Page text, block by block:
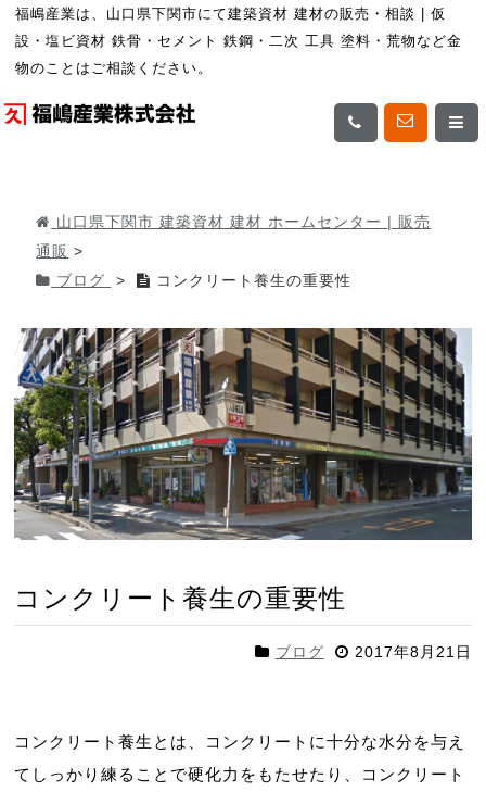
福嶋産業は、山口県下関市にて建築資材 建材の販売・相談 | 仮
設・塩ビ資材 鉄骨・セメント 鉄鋼・二次 工具 塗料・荒物など金
物のことはご相談ください。
山口県下関市 建築資材 建材 ホームセンター | 販売
通販 >
ブログ
> コンクリート養生の重要性
コンクリート養生の重要性
2017年8月21日
ブログ
コンクリート養生とは、コンクリートに十分な水分を与え
てしっかり練ることで硬化力をもたせたり、コンクリート